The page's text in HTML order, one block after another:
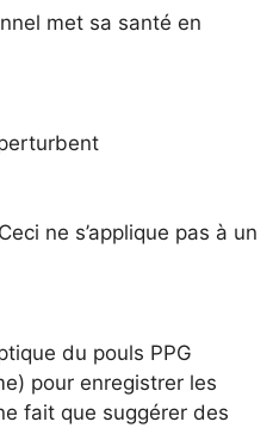
met sa santé en
ne s’applique pas à un
du pouls PPG
pour enregistrer les
fait que suggérer des